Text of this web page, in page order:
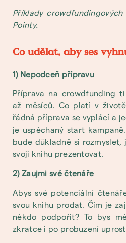
Příklady
Pointy.
Co udělat, aby ses
1) Nepodceň přípravu
Příprava na crowdfunding
až měsíců. Co platí v
řádná příprava se vyplácí a
je uspěchaný start
bude důkladně si
svoji knihu prezentovat.
2) Zaujmi své čtenáře
Abys své potenciální
svou knihu prodat. Čím je
někdo podpořit? To bys
zkratce i po probuzení